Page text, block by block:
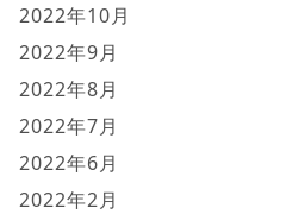
2022年10月
2022年9月
2022年8月
2022年7月
2022年6月
2022年2月